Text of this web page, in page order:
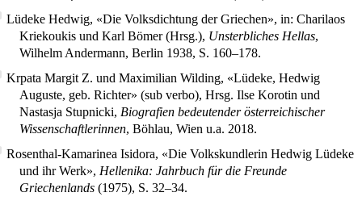
Lüdeke Hedwig, «Die Volksdichtung der Griechen», in: Charilaos
Kriekoukis und Karl Bömer (Hrsg.), Unsterbliches Hellas,
Wilhelm Andermann, Berlin 1938, S. 160–178.
Krpata Margit Z. und Maximilian Wilding, «Lüdeke, Hedwig
Auguste, geb. Richter» (sub verbo), Hrsg. Ilse Korotin und
Nastasja Stupnicki, Biografien bedeutender österreichischer
Wissenschaftlerinnen, Böhlau, Wien u.a. 2018.
Rosenthal-Kamarinea Isidora, «Die Volkskundlerin Hedwig Lüdeke
und ihr Werk», Hellenika: Jahrbuch für die Freunde
Griechenlands (1975), S. 32–34.